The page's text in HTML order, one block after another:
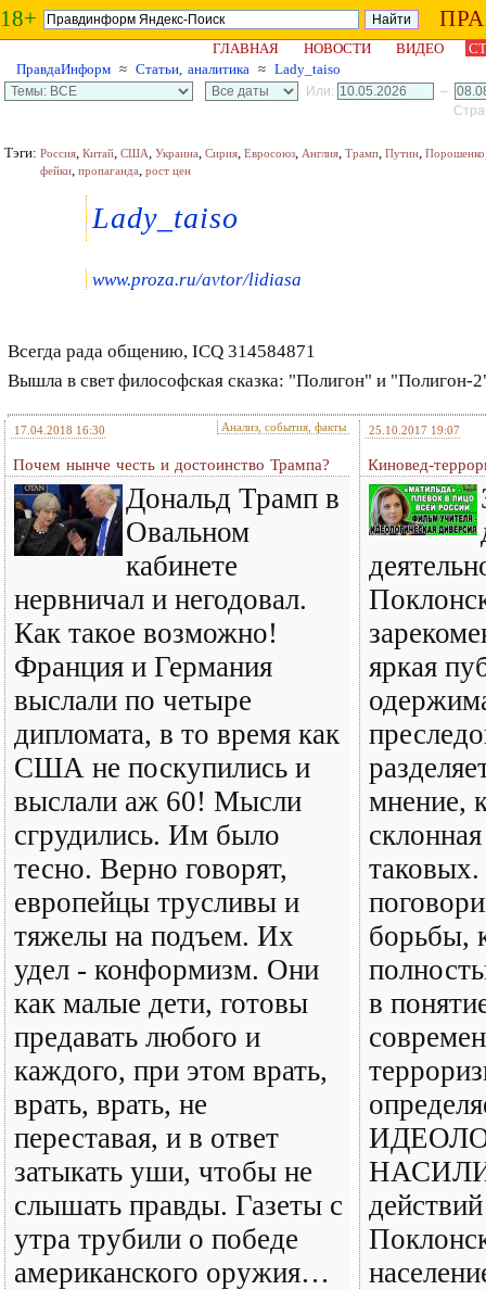
18+
ГЛАВНАЯ НОВОСТИ ВИДЕО
ПравдаИнформ ≈ Статьи, аналитика ≈ Lady_taiso
Или:
–
Тэги: Россия, Китай, США, Украина, Сирия, Евросоюз, Англия, Трамп, Путин, Порошенко
фейки, пропаганда, рост цен
Lady_taiso
www.proza.ru/avtor/lidiasa
Всегда рада общению, ICQ 314584871
Вышла в свет философская сказка: "Полигон" и
17.04.2018 16:30 Анализ, события, факты
Почем нынче честь и достоинство Трампа?
Дональд Трамп в
Овальном
кабинете
нервничал и негодовал.
Как такое возможно!
Франция и Германия
выслали по четыре
дипломата, в то время как
США не поскупились и
выслали аж 60! Мысли
сгрудились. Им было
тесно. Верно говорят,
европейцы трусливы и
тяжелы на подъем. Их
удел - конформизм. Они
как малые дети, готовы
предавать любого и
каждого, при этом врать,
врать, врать, не
переставая, и в ответ
затыкать уши, чтобы не
слышать правды. Газеты с
утра трубили о победе
американского оружия…
25.10.2017 19:07
Киновед-
яркая
мнение,
борьбы,
в